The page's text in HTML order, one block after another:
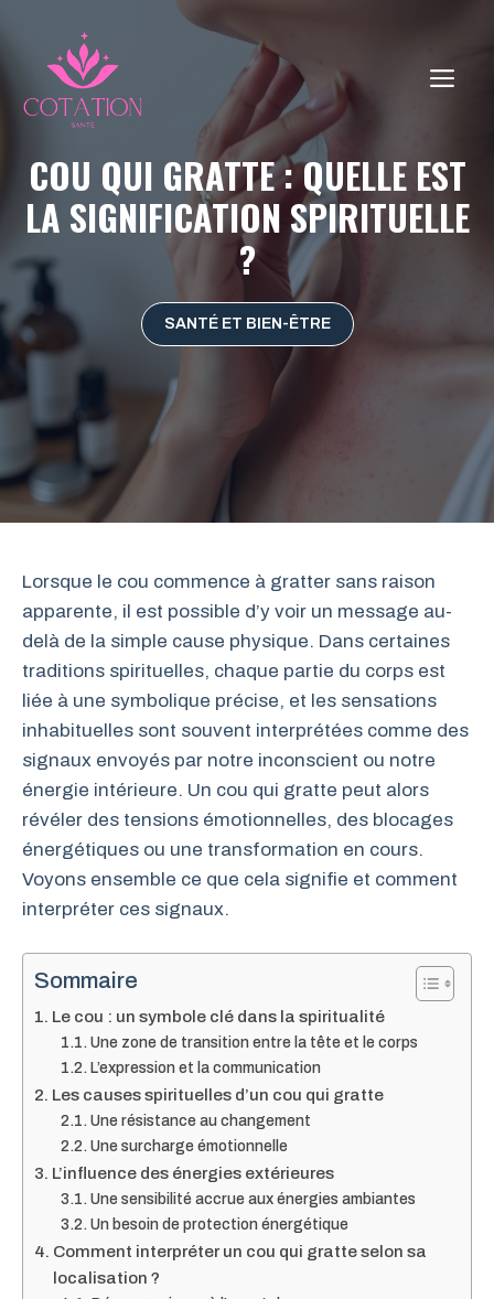
contenu
COU QUI GRATTE : QUELLE EST
LA SIGNIFICATION SPIRITUELLE
?
SANTÉ ET BIEN-ÊTRE
Lorsque le cou commence à gratter sans raison
apparente, il est possible d’y voir un message au-
delà de la simple cause physique. Dans certaines
traditions spirituelles, chaque partie du corps est
liée à une symbolique précise, et les sensations
inhabituelles sont souvent interprétées comme des
signaux envoyés par notre inconscient ou notre
énergie intérieure. Un cou qui gratte peut alors
révéler des tensions émotionnelles, des blocages
énergétiques ou une transformation en cours.
Voyons ensemble ce que cela signifie et comment
interpréter ces signaux.
Sommaire
Le cou : un symbole clé dans la spiritualité
Une zone de transition entre la tête et le corps
L’expression et la communication
Les causes spirituelles d’un cou qui gratte
Une résistance au changement
Une surcharge émotionnelle
L’influence des énergies extérieures
Une sensibilité accrue aux énergies ambiantes
Un besoin de protection énergétique
Comment interpréter un cou qui gratte selon sa
localisation ?